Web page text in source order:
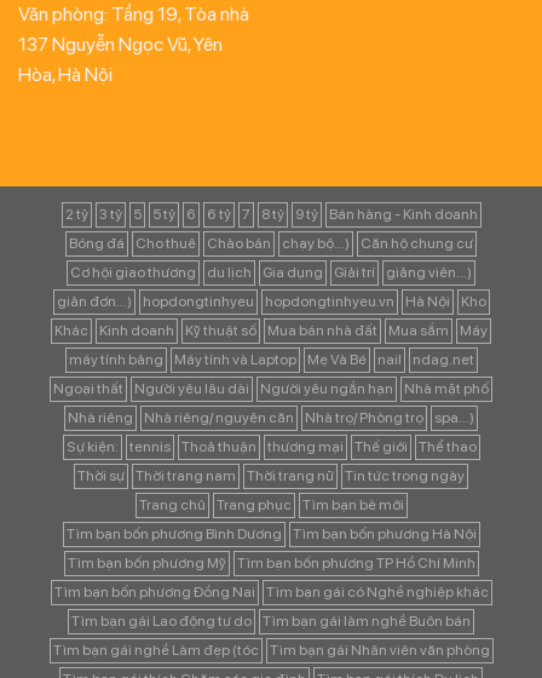
Văn phòng: Tầng 19, Tòa nhà
137 Nguyễn Ngọc Vũ, Yên
Hòa, Hà Nội
2 tỷ 3 tỷ 5 5 tỷ 6 6 tỷ 7 8 tỷ 9 tỷ
Bán hàng - Kinh doanh
Bóng đá
Cho thuê Chào bán chạy bộ...)
Căn hộ chung cư
Cơ hội giao thương
du lịch Gia dụng Giải trí
giảng viên...)
giản đơn...)
hopdongtinhyeu hopdongtinhyeu.vn Hà Nội
Kho
Khác
Kinh doanh Kỹ thuật số Mua bán nhà đất Mua sắm
Máy
máy tính bảng
Máy tính và Laptop Mẹ Và Bé nail
ndag.net
Ngoại thất
Người yêu lâu dài Người yêu ngắn hạn
Nhà mặt phố
Nhà riêng
Nhà riêng/ nguyên căn Nhà trọ/ Phòng trọ
spa...)
Sự kiện:
tennis Thoả thuận thương mại Thế giới
Thể thao
Thời sự
Thời trang nam Thời trang nữ
Tin tức trong ngày
Trang chủ
Trang phục
Tìm bạn bè mới
Tìm bạn bốn phương Bình Dương
Tìm bạn bốn phương Hà Nội
Tìm bạn bốn phương Mỹ
Tìm bạn bốn phương TP Hồ Chí Minh
Tìm bạn bốn phương Đồng Nai
Tìm bạn gái có Nghề nghiệp khác
Tìm bạn gái Lao động tự do
Tìm bạn gái làm nghề Buôn bán
Tìm bạn gái nghề Làm đẹp (tóc
Tìm bạn gái Nhân viên văn phòng